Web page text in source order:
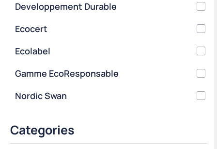
Developpement Durable
Ecocert
Ecolabel
Gamme EcoResponsable
Nordic Swan
Categories